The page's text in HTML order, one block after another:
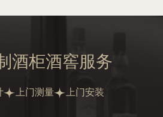
酒柜酒窖服务
上门测量 上门安装